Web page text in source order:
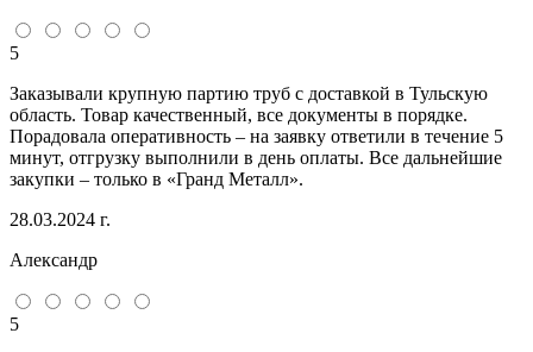
5
Заказывали крупную партию труб с доставкой в Тульскую
область. Товар качественный, все документы в порядке.
Порадовала оперативность – на заявку ответили в течение 5
минут, отгрузку выполнили в день оплаты. Все дальнейшие
закупки – только в «Гранд Металл».
28.03.2024 г.
Александр
5